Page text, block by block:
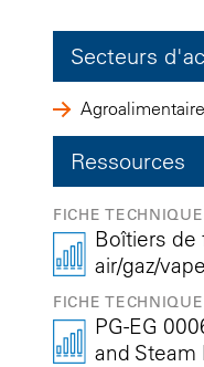
Secteurs
Agroalimentaire
Ressources
FICHE TECHNIQUE
Boîtiers de
air/gaz/
FICHE TECHNIQUE
PG-EG
and Steam